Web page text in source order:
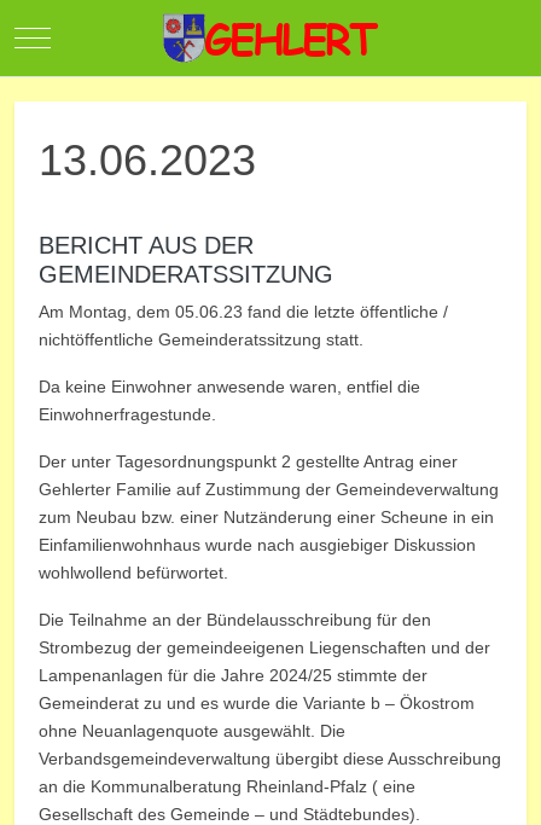
Mobile Menu Toggle
13.06.2023
BERICHT AUS DER
GEMEINDERATSSITZUNG
Am Montag, dem 05.06.23 fand die letzte öffentliche /
nichtöffentliche Gemeinderatssitzung statt.
Da keine Einwohner anwesende waren, entfiel die
Einwohnerfragestunde.
Der unter Tagesordnungspunkt 2 gestellte Antrag einer
Gehlerter Familie auf Zustimmung der Gemeindeverwaltung
zum Neubau bzw. einer Nutzänderung einer Scheune in ein
Einfamilienwohnhaus wurde nach ausgiebiger Diskussion
wohlwollend befürwortet.
Die Teilnahme an der Bündelausschreibung für den
Strombezug der gemeindeeigenen Liegenschaften und der
Lampenanlagen für die Jahre 2024/25 stimmte der
Gemeinderat zu und es wurde die Variante b – Ökostrom
ohne Neuanlagenquote ausgewählt. Die
Verbandsgemeindeverwaltung übergibt diese Ausschreibung
an die Kommunalberatung Rheinland-Pfalz ( eine
Gesellschaft des Gemeinde – und Städtebundes).